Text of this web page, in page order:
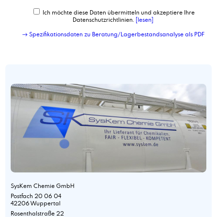
Ich möchte diese Daten übermitteln und akzeptiere Ihre
Datenschutzrichtlinien. [lesen]
→ Spezifikationsdaten zu Beratung/Lagerbestandsanalyse als PDF
SysKem Chemie GmbH
Postfach 20 06 04
42206 Wuppertal
Rosenthalstraße 22